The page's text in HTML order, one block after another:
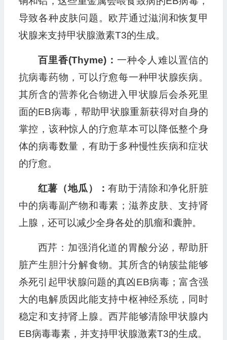
导致各种皮肤问题。欧芹通过滋润和恢复甲
状腺来支持甲状腺激素T3的生成。
百里香(Thyme)：一种令人难以置信的
抗病毒药物，可以疗愈每一种甲状腺疾病。
其所含的营养化合物进入甲状腺后会杀死里
面的EB病毒，帮助甲状腺重新获得对自身的
掌控，该种惊人的疗愈草本可以降低整个身
体的病毒数量，有助于多种慢性疾病和症状
的疗愈。
红薯（地瓜）：有助于清除和净化肝脏
中的病毒副产物和毒素；滋养皮肤、支持肾
上腺，还可以减少全身各处的肌瘤和囊肿。
西芹：加强消化道的胃酸分泌，帮助肝
脏产生胆汁分解食物。其所含的钠簇盐能够
杀死引起甲状腺问题的真凶EB病毒；富含强
大的电解质因此能支持中枢神经系统，同时
稳定和支持肾上腺。西芹能够清除甲状腺内
EB病毒毒素，并支持甲状腺激素T3的生成。